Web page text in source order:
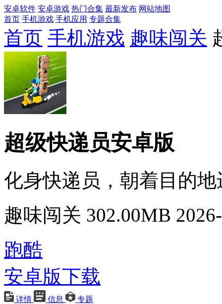
安卓软件 安卓游戏 热门合集 最新发布 网站地图
首页 手机游戏 手机应用 专题合集
首页 手机游戏 趣味闯关
超级快递员安卓版
化身快递员，朝着目的地
趣味闯关 302.00MB
跑酷
安卓版下载
详情 信息 专题